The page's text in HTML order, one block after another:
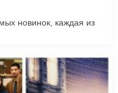
новинок, каждая из